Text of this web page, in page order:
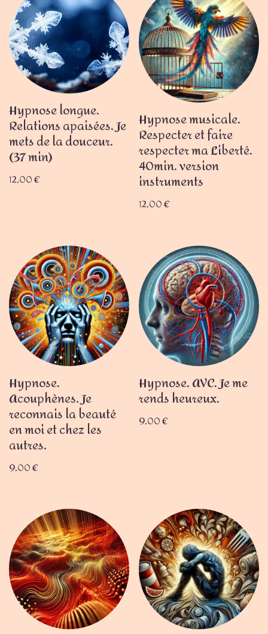
Hypnose longue.
Relations apaisées. Je
mets de la douceur.
(37 min)
12,00€
Hypnose musicale.
Respecter et faire
respecter ma Liberté.
40min. version
instruments
12,00€
Hypnose.
Acouphènes. Je
reconnais la beauté
en moi et chez les
autres.
9,00€
Hypnose. AVC. Je me
rends heureux.
9,00€